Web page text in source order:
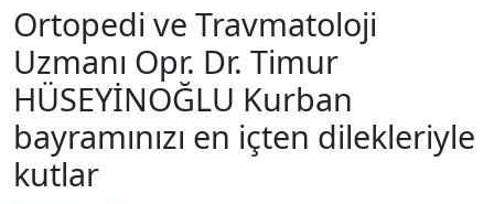
Ortopedi ve Travmatoloji
Uzmanı Opr. Dr. Timur
HÜSEYİNOĞLU Kurban
bayramınızı en içten dilekleriyle
kutlar